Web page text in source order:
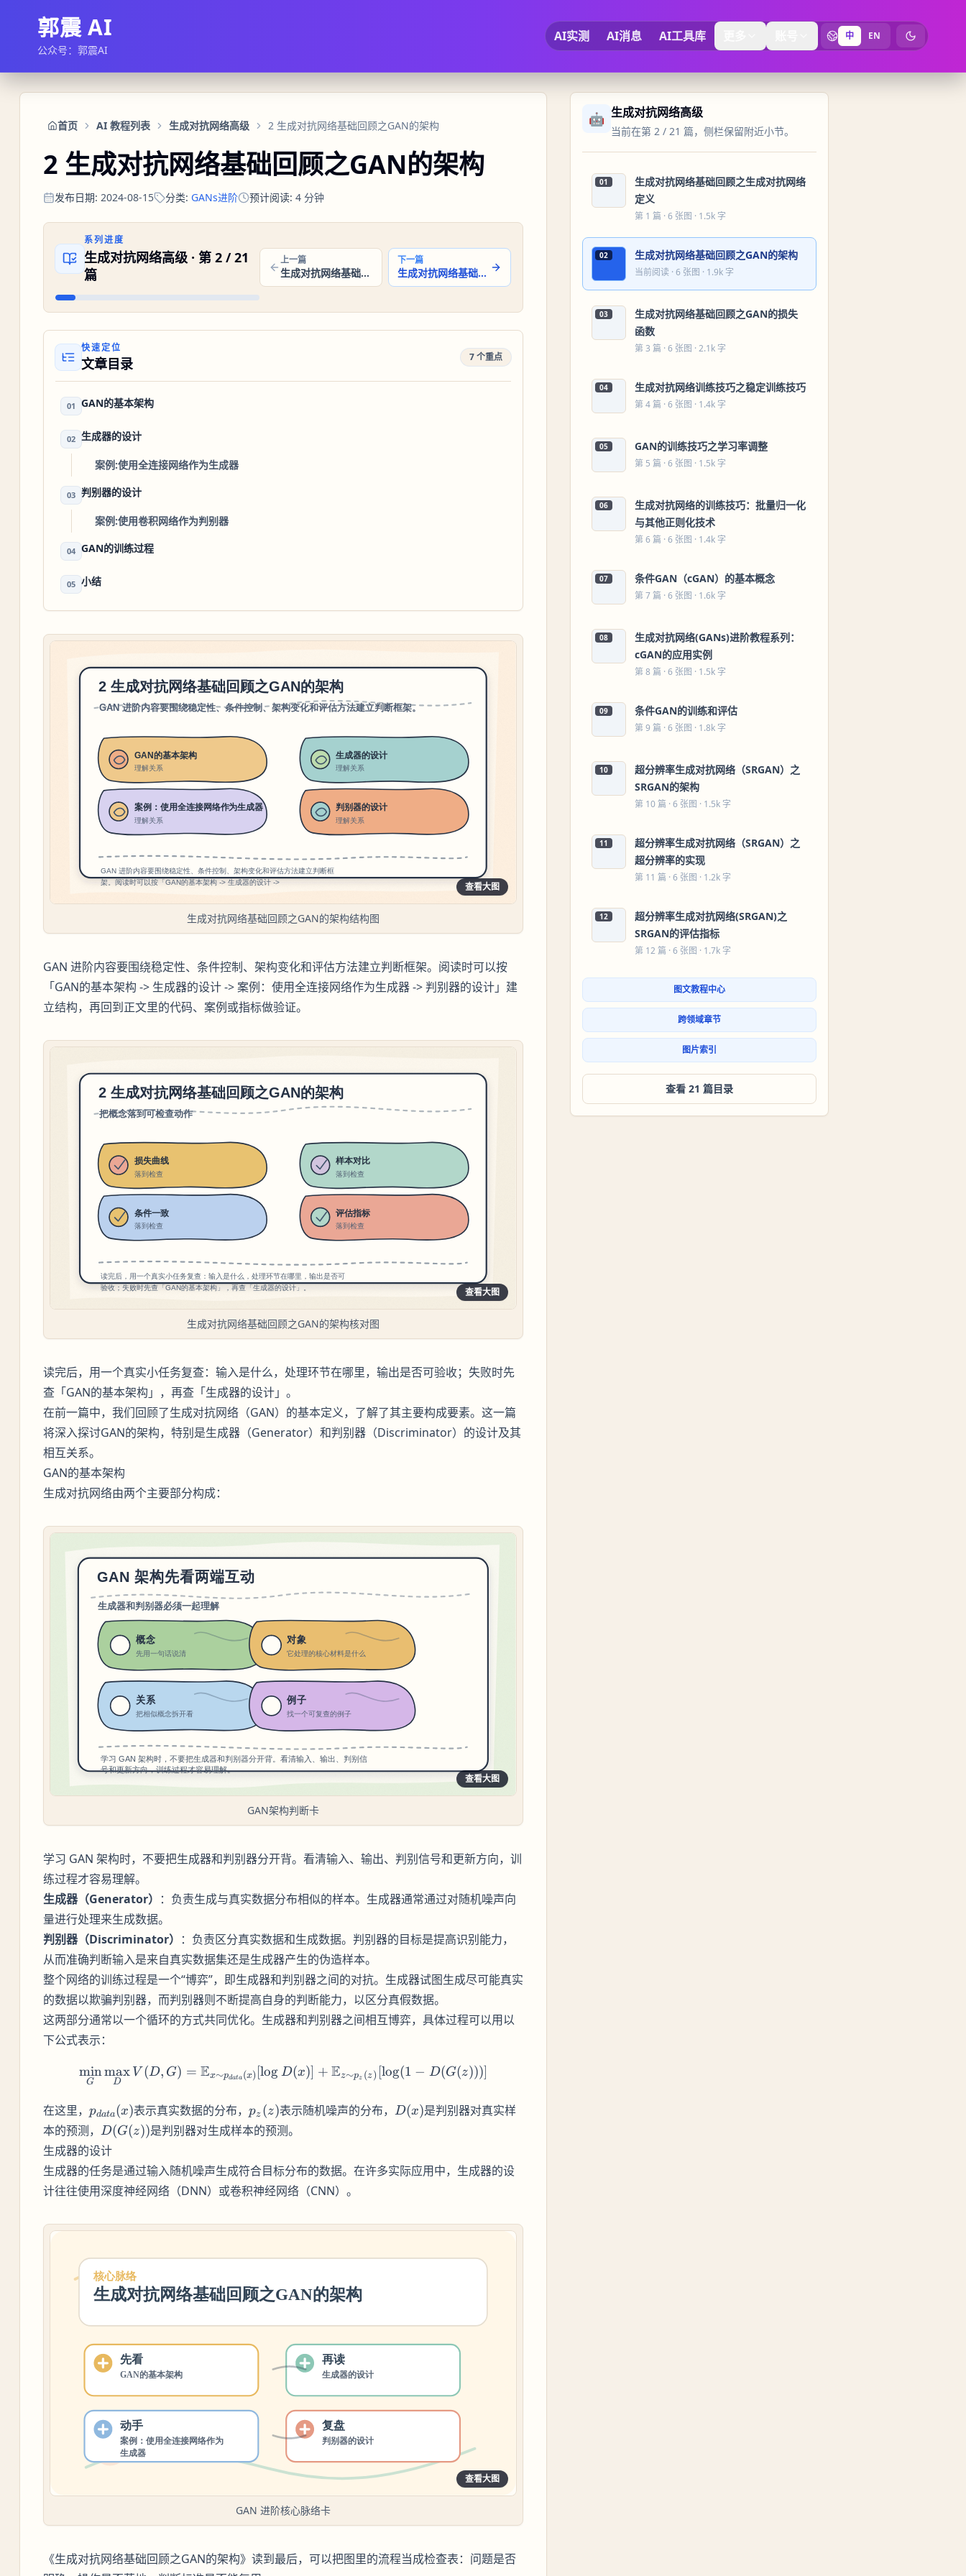
郭震 AI
公众号：郭震AI
AI实测 AI消息 AI工具库 中 EN 切换为暗黑
首页 AI 教程列表 生成对抗网络高级 2 生成对抗网络基础回顾之GAN的架构
2 生成对抗网络基础回顾之GAN的架构
发布日期: 2024-08-15 分类: GANs进阶 预计阅读: 4 分钟
系列进度
生成对抗网络高级· 第 2/21
篇
上一篇
生成对抗网络基础回顾之生成对抗网络定义
下一篇
生成对抗网络基础回顾之GAN的损失函数
快速定位
文章目录 7 个重点
01 GAN的基本架构
02 生成器的设计
案例:使用全连接网络作为生成器
03 判别器的设计
案例:使用卷积网络作为判别器
04 GAN的训练过程
05 小结
查看大图
生成对抗网络基础回顾之GAN的架构结构图
GAN 进阶内容要围绕稳定性、条件控制、架构变化和评估方法建立判断框架。阅读时可以按
「GAN的基本架构 -> 生成器的设计 -> 案例：使用全连接网络作为生成器 -> 判别器的设计」建
立结构，再回到正文里的代码、案例或指标做验证。
查看大图
生成对抗网络基础回顾之GAN的架构核对图
读完后，用一个真实小任务复查：输入是什么，处理环节在哪里，输出是否可验收；失败时先
查「GAN的基本架构」，再查「生成器的设计」。
在前一篇中，我们回顾了生成对抗网络（GAN）的基本定义，了解了其主要构成要素。这一篇
将深入探讨GAN的架构，特别是生成器（Generator）和判别器（Discriminator）的设计及其
相互关系。
GAN的基本架构
生成对抗网络由两个主要部分构成：
查看大图
GAN架构判断卡
学习 GAN 架构时，不要把生成器和判别器分开背。看清输入、输出、判别信号和更新方向，训
练过程才容易理解。
生成器（Generator） ：负责生成与真实数据分布相似的样本。生成器通常通过对随机噪声向
量进行处理来生成数据。
判别器（Discriminator） ：负责区分真实数据和生成数据。判别器的目标是提高识别能力，
从而准确判断输入是来自真实数据集还是生成器产生的伪造样本。
整个网络的训练过程是一个“博弈”，即生成器和判别器之间的对抗。生成器试图生成尽可能真实
的数据以欺骗判别器，而判别器则不断提高自身的判断能力，以区分真假数据。
这两部分通常以一个循环的方式共同优化。生成器和判别器之间相互博弈，具体过程可以用以
下公式表示：
\min_G \max_D V(D, G) = \mathbb{E}_{x \sim p_{data}(x)}[\log D(x)] + \mathbb{E}_{z \sim
G
min
D
max V (D, G) = Ex∼pdata (x) [log D(x)] + Ez∼pz (z) [log(1 − D(G(z)))]
在这里， p_{data}
(x)
pdata(x)表示真实数据的分布， p_z(z)
pz (z)表示随机噪声的分布， D(x)
D(x)是判别器对真实样
本的预测， D(G(z))
D(G(z))是判别器对生成样本的预测。
生成器的设计
生成器的任务是通过输入随机噪声生成符合目标分布的数据。在许多实际应用中，生成器的设
计往往使用深度神经网络（DNN）或卷积神经网络（CNN）。
查看大图
GAN 进阶核心脉络卡
《生成对抗网络基础回顾之GAN的架构》读到最后，可以把图里的流程当成检查表：问题是否
🤖 生成对抗网络高级
当前在第 2 / 21 篇，侧栏保留附近小节。
01
生成对抗网络基础回顾之生成对抗网络
定义
第 1 篇 · 6 张图 · 1.5k 字
02 生成对抗网络基础回顾之GAN的架构
当前阅读 · 6 张图 · 1.9k 字
03
生成对抗网络基础回顾之GAN的损失
函数
第 3 篇 · 6 张图 · 2.1k 字
04 生成对抗网络训练技巧之稳定训练技巧
第 4 篇 · 6 张图 · 1.4k 字
05 GAN的训练技巧之学习率调整
第 5 篇 · 6 张图 · 1.5k 字
06
生成对抗网络的训练技巧：批量归一化
与其他正则化技术
第 6 篇 · 6 张图 · 1.4k 字
07 条件GAN（cGAN）的基本概念
第 7 篇 · 6 张图 · 1.6k 字
08
生成对抗网络(GANs)进阶教程系列：
cGAN的应用实例
第 8 篇 · 6 张图 · 1.5k 字
09 条件GAN的训练和评估
第 9 篇 · 6 张图 · 1.8k 字
10
超分辨率生成对抗网络（SRGAN）之
SRGAN的架构
第 10 篇 · 6 张图 · 1.5k 字
11
超分辨率生成对抗网络（SRGAN）之
超分辨率的实现
第 11 篇 · 6 张图 · 1.2k 字
12
超分辨率生成对抗网络(SRGAN)之
SRGAN的评估指标
第 12 篇 · 6 张图 · 1.7k 字
图文教程中心
跨领域章节
图片索引
查看 21 篇目录